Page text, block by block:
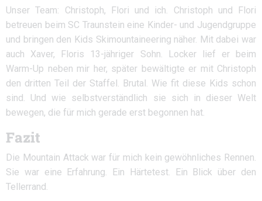
Unser Team: Christoph, Flori und ich. Christoph und Flori
betreuen beim SC Traunstein eine Kinder- und Jugendgruppe
und bringen den Kids Skimountaineering näher. Mit dabei war
auch Xaver, Floris 13-jähriger Sohn. Locker lief er beim
Warm-Up neben mir her, später bewältigte er mit Christoph
den dritten Teil der Staffel. Brutal. Wie fit diese Kids schon
sind. Und wie selbstverständlich sie sich in dieser Welt
bewegen, die für mich gerade erst begonnen hat.
Fazit
Die Mountain Attack war für mich kein gewöhnliches Rennen.
Sie war eine Erfahrung. Ein Härtetest. Ein Blick über den
Tellerrand.